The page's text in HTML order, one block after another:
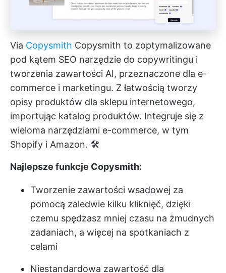
Via Copysmith Copysmith to zoptymalizowane
pod kątem SEO narzędzie do copywritingu i
tworzenia zawartości AI, przeznaczone dla e-
commerce i marketingu. Z łatwością tworzy
opisy produktów dla sklepu internetowego,
importując katalog produktów. Integruje się z
wieloma narzędziami e-commerce, w tym
Shopify i Amazon. 🛠️
Najlepsze funkcje Copysmith:
Tworzenie zawartości wsadowej za
pomocą zaledwie kilku kliknięć, dzięki
czemu spędzasz mniej czasu na żmudnych
zadaniach, a więcej na spotkaniach z
celami
Niestandardowa zawartość dla